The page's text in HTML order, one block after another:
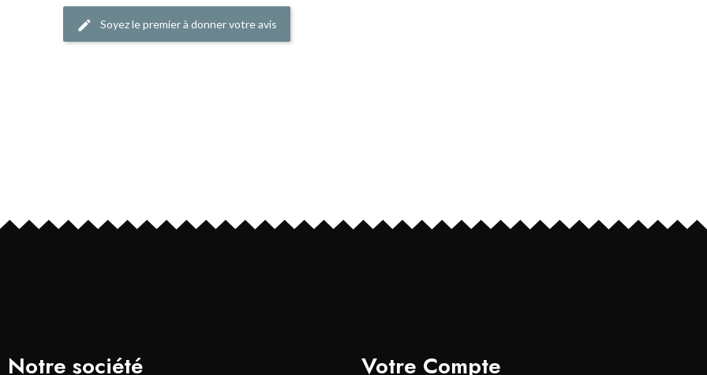
Soyez le premier à donner votre avis
Notre société Votre Compte